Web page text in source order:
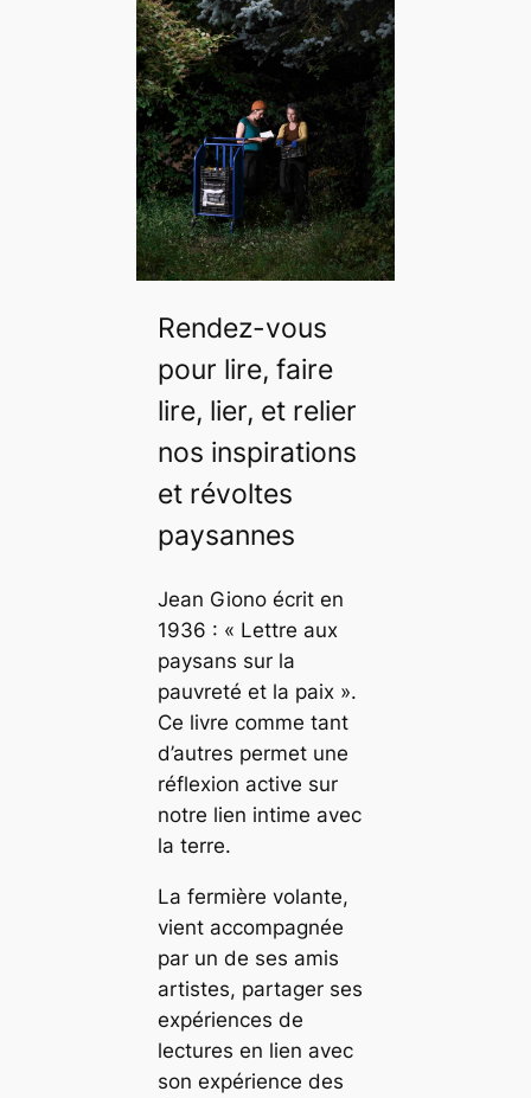
Rendez-vous
pour lire, faire
lire, lier, et relier
nos inspirations
et révoltes
paysannes
Jean Giono écrit en
1936 : « Lettre aux
paysans sur la
pauvreté et la paix ».
Ce livre comme tant
d’autres permet une
réflexion active sur
notre lien intime avec
la terre.
La fermière volante,
vient accompagnée
par un de ses amis
artistes, partager ses
expériences de
lectures en lien avec
son expérience des